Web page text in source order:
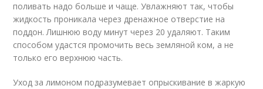
поливать надо больше и чаще. Увлажняют так, чтобы
жидкость проникала через дренажное отверстие на
поддон. Лишнюю воду минут через 20 удаляют. Таким
способом удастся промочить весь земляной ком, а не
только его верхнюю часть.
Уход за лимоном подразумевает опрыскивание в жаркую